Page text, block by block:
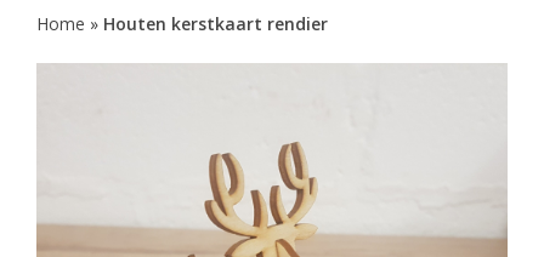
Home » Houten kerstkaart rendier